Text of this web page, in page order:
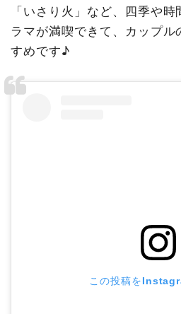
「いさり火」など、四季や
ラマが満喫できて、カップル
すめです♪
この投稿を